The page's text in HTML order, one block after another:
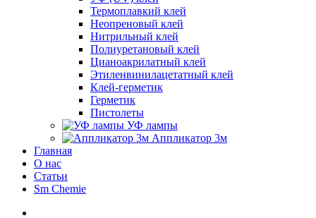
Термоплавкий клей
Неопреновый клей
Нитрильный клей
Полиуретановый клей
Цианоакрилатный клей
Этиленвинилацетатный клей
Клей-герметик
Герметик
Пистолеты
УФ лампы
Аппликатор 3м
Главная
О нас
Статьи
Sm Chemie